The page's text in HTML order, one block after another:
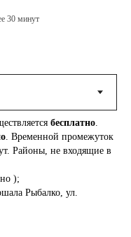
30 минут
бесплатно.
. Временной промежуток
Районы, не входящие в
);
Рыбалко, ул.